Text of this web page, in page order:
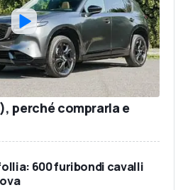
perché comprarla e
600 furibondi cavalli